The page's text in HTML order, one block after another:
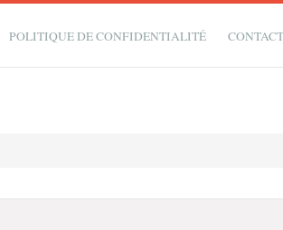
POLITIQUE DE CONFIDENTIALITÉ